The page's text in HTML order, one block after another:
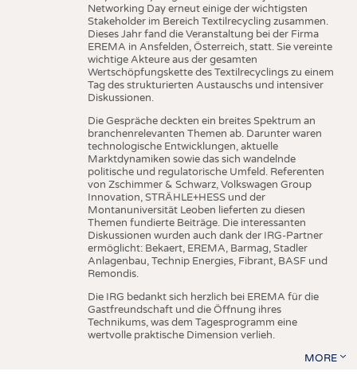
Networking Day erneut einige der wichtigsten
Stakeholder im Bereich Textilrecycling zusammen.
Dieses Jahr fand die Veranstaltung bei der Firma
EREMA in Ansfelden, Österreich, statt. Sie vereinte
wichtige Akteure aus der gesamten
Wertschöpfungskette des Textilrecyclings zu einem
Tag des strukturierten Austauschs und intensiver
Diskussionen.
Die Gespräche deckten ein breites Spektrum an
branchenrelevanten Themen ab. Darunter waren
technologische Entwicklungen, aktuelle
Marktdynamiken sowie das sich wandelnde
politische und regulatorische Umfeld. Referenten
von Zschimmer & Schwarz, Volkswagen Group
Innovation, STRÄHLE+HESS und der
Montanuniversität Leoben lieferten zu diesen
Themen fundierte Beiträge. Die interessanten
Diskussionen wurden auch dank der IRG-Partner
ermöglicht: Bekaert, EREMA, Barmag, Stadler
Anlagenbau, Technip Energies, Fibrant, BASF und
Remondis.
Die IRG bedankt sich herzlich bei EREMA für die
Gastfreundschaft und die Öffnung ihres
Technikums, was dem Tagesprogramm eine
wertvolle praktische Dimension verlieh.
MORE